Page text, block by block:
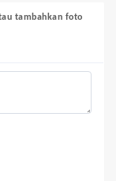
tambahkan foto